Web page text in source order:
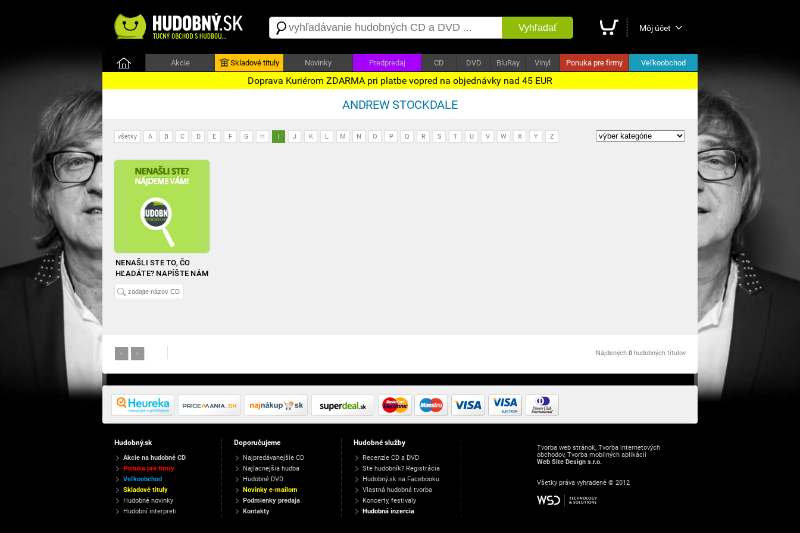
Vyhľadať Môj účet
Akcie Skladové tituly Novinky Predpredaj CD DVD BluRay Vinyl Ponuka pre firmy Veľkoobchod
Doprava Kuriérom ZDARMA pri platbe vopred na objednávky nad 45 EUR
ANDREW STOCKDALE
všetky A B C D E F G H I J K L M N O P Q R S T U V W X Y Z
NENAŠLI STE TO, ČO
HĽADÁTE? NAPÍŠTE NÁM
< > Nájdených 0 hudobných titulov
Hudobný.sk
Akcie na hudobné CD
Ponuka pre firmy
Veľkoobchod
Skladové tituly
Hudobné novinky
Hudobní interpreti
Doporučujeme
Najpredávanejšie CD
Najlacnejšia hudba
Hudobné DVD
Novinky e-mailom
Podmienky predaja
Kontakty
Hudobné služby
Recenzie CD a DVD
Ste hudobník? Registrácia
Hudobný.sk na Facebooku
Vlastná hudobná tvorba
Koncerty, festivaly
Hudobná inzercia
Tvorba web stránok, Tvorba internetových
obchodov, Tvorba mobilných aplikácií
Web Site Design s.r.o.
Všetky práva vyhradené © 2012